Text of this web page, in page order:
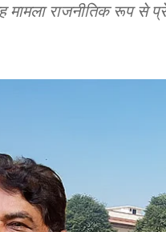
मामला राजनीतिक रूप से